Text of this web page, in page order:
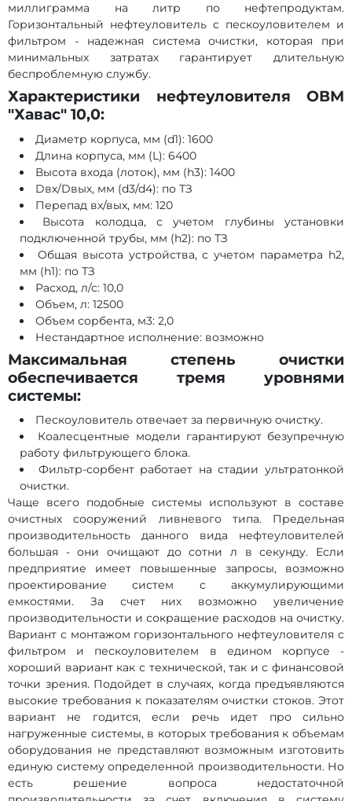
миллиграмма на литр по нефтепродуктам.
Горизонтальный нефтеуловитель c пескоуловителем и
фильтром - надежная система очистки, которая при
минимальных затратах гарантирует длительную
беспроблемную службу.
Характеристики нефтеуловителя ОВМ
"Хавас" 10,0:
Диаметр корпуса, мм (d1): 1600
Длина корпуса, мм (L): 6400
Высота входа (лоток), мм (h3): 1400
Dвх/Dвых, мм (d3/d4): по ТЗ
Перепад вх/вых, мм: 120
Высота колодца, с учетом глубины установки
подключенной трубы, мм (h2): по ТЗ
Общая высота устройства, с учетом параметра h2,
мм (h1): по ТЗ
Расход, л/с: 10,0
Объем, л: 12500
Объем сорбента, м3: 2,0
Нестандартное исполнение: возможно
Максимальная степень очистки
обеспечивается тремя уровнями
системы:
Пескоуловитель отвечает за первичную очистку.
Коалесцентные модели гарантируют безупречную
работу фильтрующего блока.
Фильтр-сорбент работает на стадии ультратонкой
очистки.
Чаще всего подобные системы используют в составе
очистных сооружений ливневого типа. Предельная
производительность данного вида нефтеуловителей
большая - они очищают до сотни л в секунду. Если
предприятие имеет повышенные запросы, возможно
проектирование систем с аккумулирующими
емкостями. За счет них возможно увеличение
производительности и сокращение расходов на очистку.
Вариант с монтажом горизонтального нефтеуловителя с
фильтром и пескоуловителем в едином корпусе -
хороший вариант как с технической, так и с финансовой
точки зрения. Подойдет в случаях, когда предъявляются
высокие требования к показателям очистки стоков. Этот
вариант не годится, если речь идет про сильно
нагруженные системы, в которых требования к объемам
оборудования не представляют возможным изготовить
единую систему определенной производительности. Но
есть решение вопроса недостаточной